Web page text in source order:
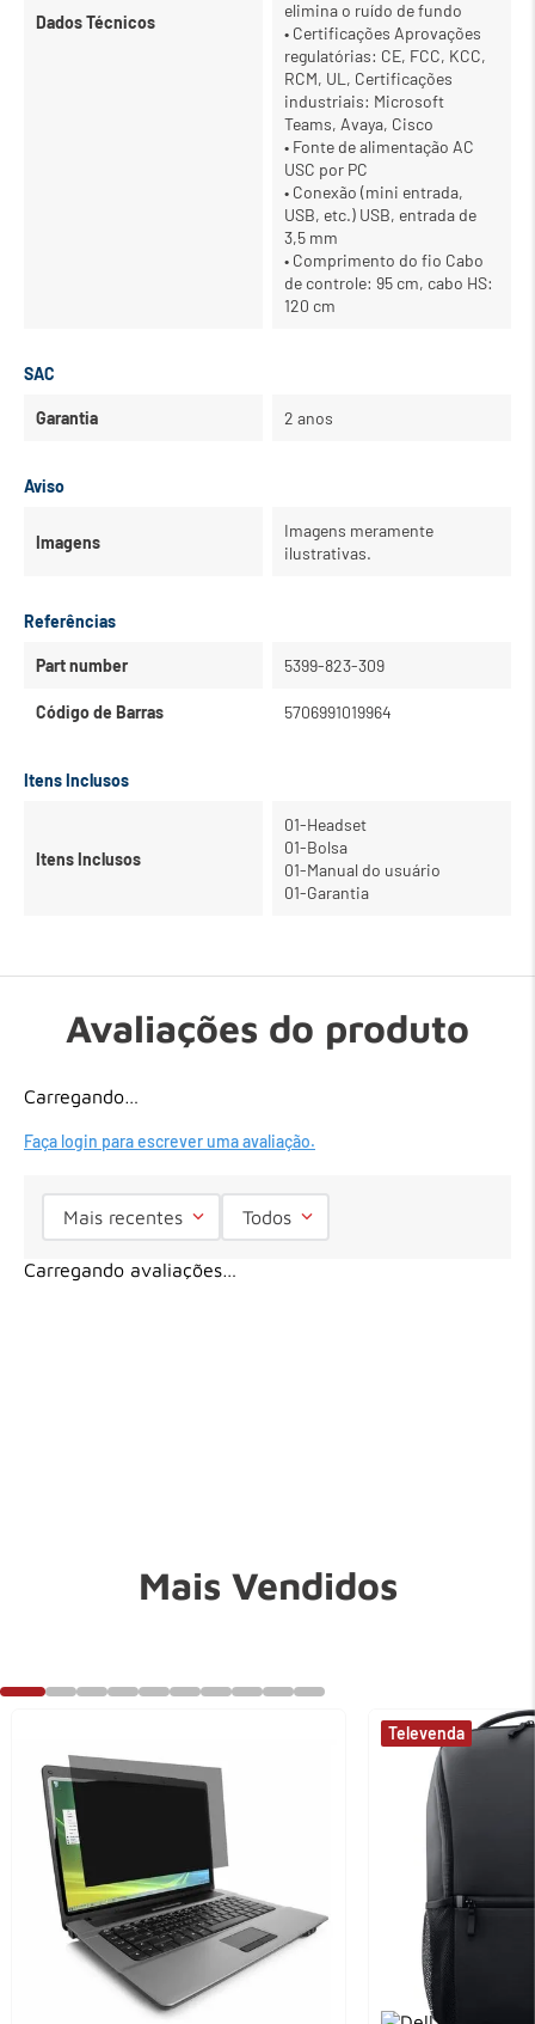
Dados Técnicos
elimina o ruído de fundo
• Certificações Aprovações
regulatórias: CE, FCC, KCC,
RCM, UL, Certificações
industriais: Microsoft
Teams, Avaya, Cisco
• Fonte de alimentação AC
USC por PC
• Conexão (mini entrada,
USB, etc.) USB, entrada de
3,5 mm
• Comprimento do fio Cabo
de controle: 95 cm, cabo HS:
120 cm
SAC
Garantia 2 anos
Aviso
Imagens
Imagens meramente
ilustrativas.
Referências
Part number 5399-823-309
Código de Barras 5706991019964
Itens Inclusos
Itens Inclusos
01-Headset
01-Bolsa
01-Manual do usuário
01-Garantia
Avaliações do produto
Carregando…
Faça login para escrever uma avaliação.
Mais recentes Todos
Carregando avaliações…
Mais Vendidos